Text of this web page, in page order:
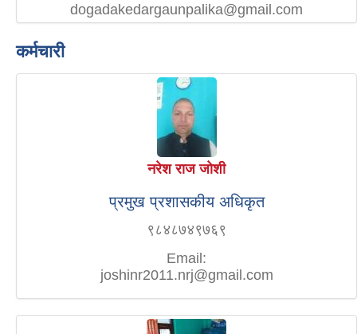
dogadakedargaunpalika@gmail.com
कर्मचारी
नरेश राज जोशी
प्रमुख प्रशासकीय अधिकृत
९८४८७४९७६९
Email:
joshinr2011.nrj@gmail.com